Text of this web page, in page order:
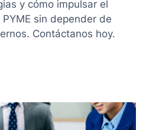
y cómo impulsar el
sin depender de
Contáctanos hoy.